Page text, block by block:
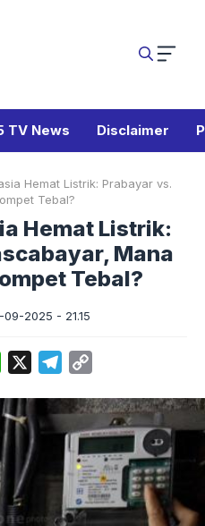
TV News Disclaimer
Hemat Listrik: Prabayar vs.
Tebal?
Hemat Listrik:
Mana
Tebal?
09-2025 - 21.15
WhatsApp Telegram